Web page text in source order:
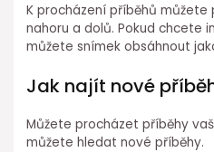
K procházení příběhů
nahoru a dolů. Pokud chcete
můžete snímek obsáhnout
Jak najít nové
Můžete procházet příběhy
můžete hledat nové příběhy.